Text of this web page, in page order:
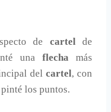
de cartelde
una flecha más
delcartel, con
los puntos.